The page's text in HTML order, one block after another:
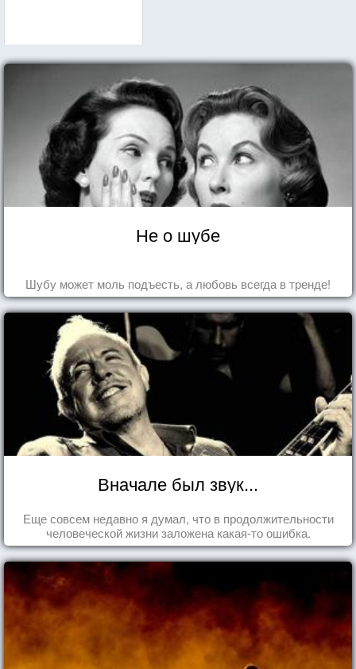
Не о шубе
Шубу может моль подъесть, а любовь всегда в тренде!
Вначале был звук...
Еще совсем недавно я думал, что в продолжительности
человеческой жизни заложена какая-то ошибка.